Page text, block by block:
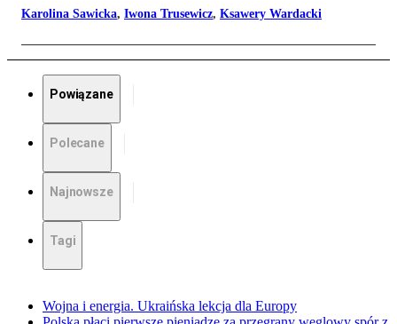
Karolina Sawicka, Iwona Trusewicz, Ksawery Wardacki
Powiązane
Polecane
Najnowsze
Tagi
Wojna i energia. Ukraińska lekcja dla Europy